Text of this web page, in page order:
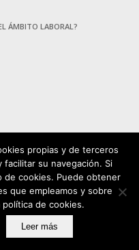
ÁMBITO LABORAL?
Política de cookies
izquierdomotter
propias y de terceros
facilitar su navegación. Si
de cookies. Puede obtener
que empleamos y sobre
de cookies.
Leer más